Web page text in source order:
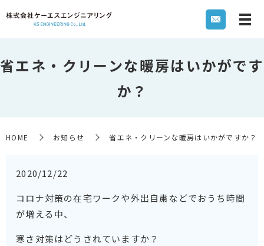
省エネ・クリーンな暖房はいかがです
か？
HOME お知らせ 省エネ・クリーンな暖房はいかがですか？
2020/12/22
コロナ対策の在宅ワークや外出自粛などでおうち時間
が増える中、
寒さ対策はどうされていますか？